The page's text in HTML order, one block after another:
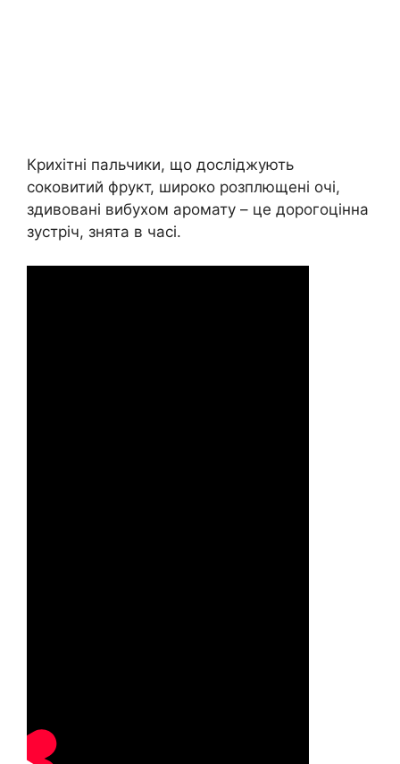
Крихітні пальчики, що досліджують
соковитий фрукт, широко розплющені очі,
здивовані вибухом аромату – це дорогоцінна
зустріч, знята в часі.